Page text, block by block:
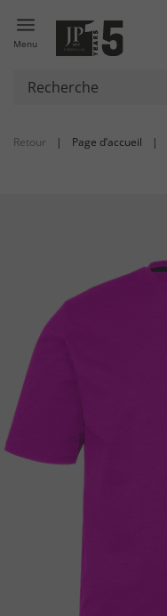
Menu
Retour | Page d’accueil |